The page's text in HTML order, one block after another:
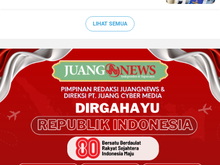
LIHAT SEMUA